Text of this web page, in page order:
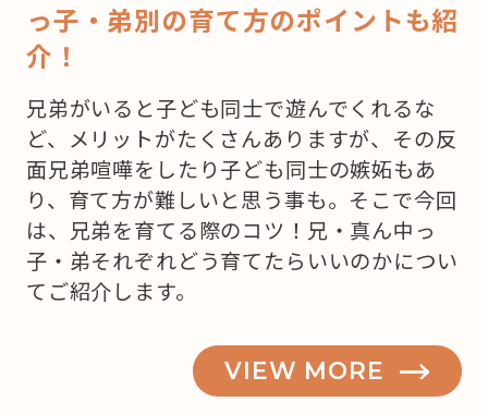
っ子・弟別の育て方のポイントも紹
介！
兄弟がいると子ども同士で遊んでくれるな
ど、メリットがたくさんありますが、その反
面兄弟喧嘩をしたり子ども同士の嫉妬もあ
り、育て方が難しいと思う事も。そこで今回
は、兄弟を育てる際のコツ！兄・真ん中っ
子・弟それぞれどう育てたらいいのかについ
てご紹介します。
VIEW MORE